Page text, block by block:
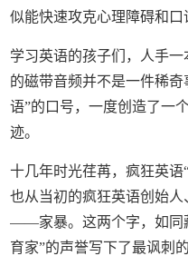
似能快速攻克心理障碍和口
学习英语的孩子们，人手
的磁带音频并不是一件稀
语”的口号，一度创造了一
迹。
十几年时光荏苒，疯狂英语
也从当初的疯狂英语创始
——家暴。这两个字，如同
育家”的声誉写下了最讽刺的